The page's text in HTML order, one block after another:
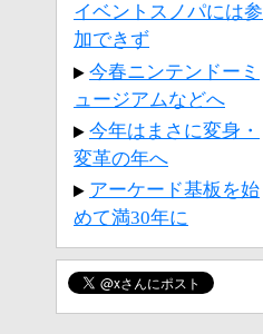
イベントスノパには参
加できず
今春ニンテンドーミ
ュージアムなどへ
今年はまさに変身・
変革の年へ
アーケード基板を始
めて満30年に